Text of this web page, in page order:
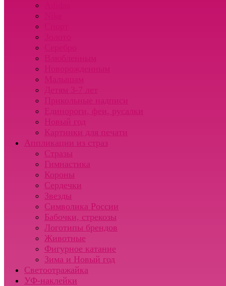
Детям 3-7 лет
Прикольные надписи
Единороги, феи, русалки
Новый год
Картинки для печати
Аппликации из страз
Стразы
Гимнастика
Короны
Сердечки
Звезды
Символика России
Бабочки, стрекозы
Логотипы брендов
Животные
Фигурное катание
Зима и Новый год
Светоотражайка
УФ-наклейки